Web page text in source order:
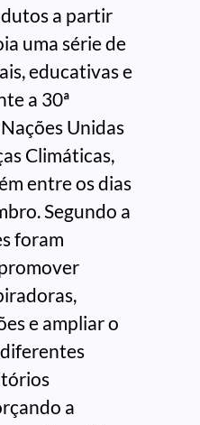
a partir
uma série de
educativas e
a 30ª
Unidas
Climáticas,
entre os dias
Segundo a
foram
e ampliar o
a